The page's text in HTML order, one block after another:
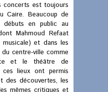
est toujours
Caire. Beaucoup de
en public au
Mahmoud Refaat
et dans les
centre-ville comme
et le théâtre de
ces lieux ont permis
des découvertes, les